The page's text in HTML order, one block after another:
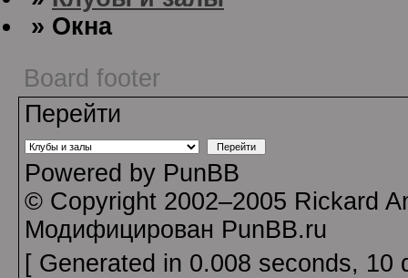
» Окна
Board footer
Перейти
Powered by PunBB
© Copyright 2002–2005 Rickard
Модифицирован PunBB.ru
[ Generated in 0.008 seconds, 10